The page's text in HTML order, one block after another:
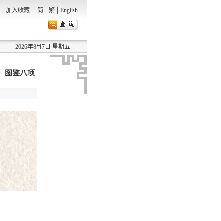
| 加入收藏 简 | 繁 | English
2026年8月7日 星期五
图鉴八项